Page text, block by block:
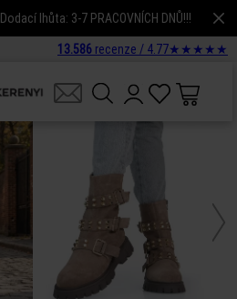
Dodací lhůta: 3-7 PRACOVNÍCH DNŮ!!!
13.586 recenze / 4.77★ ★ ★ ★ ★